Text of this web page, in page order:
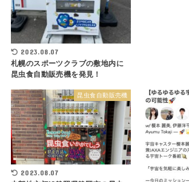
2023.08.07
札幌のスポーツクラブの敷地内に
昆虫食自動販売機を発見！
昆虫食自動販売機
2023.08.07